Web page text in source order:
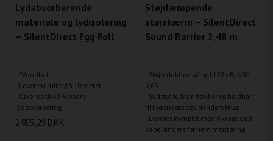
Lydabsorberende
materiale og lydisolering
– SilentDirect Egg Roll
- *Vandtæt
- Leveres i ruller på 10 meter
- Giver op til 40 % bedre
2 855,29 DKK
Støjdæmpende
støjskærm – SilentDirect
Sound Barrier 2,48 m
- Støjreduktion på op til 28 dB, NRC
0,65
- Slidstærk, brandsikker og holdbar
til indendørs og udendørs brug
- Leveres komplet med 8 kroge og 8